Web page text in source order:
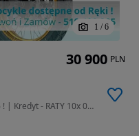
1 / 6
581 cm3 • 63 KM • OD RĘKI, PROD. 2026 ! | Kredyt - RATY 10x 0% !!! | Leasing - od 102%
30 900 PLN